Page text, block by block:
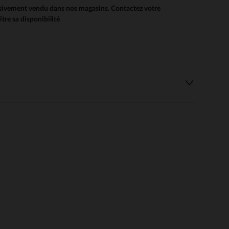
vendu dans nos magasins. Contactez votre
sa disponibilité